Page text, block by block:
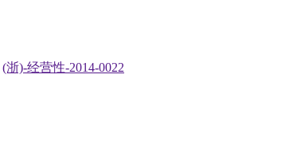
(浙)-经营性-2014-0022